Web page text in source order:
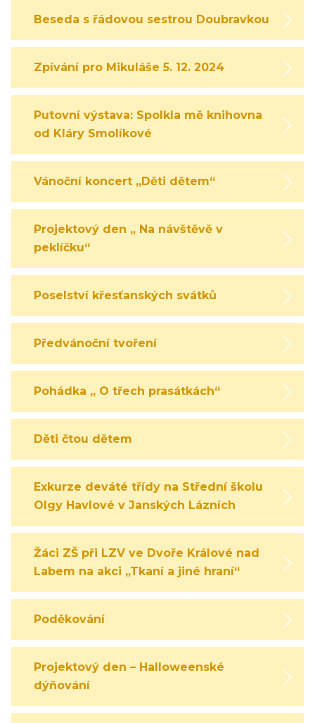
Beseda s řádovou sestrou Doubravkou
Zpívání pro Mikuláše 5. 12. 2024
Putovní výstava: Spolkla mě knihovna
od Kláry Smolíkové
Vánoční koncert „Děti dětem“
Projektový den „ Na návštěvě v
peklíčku“
Poselství křesťanských svátků
Předvánoční tvoření
Pohádka „ O třech prasátkách“
Děti čtou dětem
Exkurze deváté třídy na Střední školu
Olgy Havlové v Janských Lázních
Žáci ZŠ při LZV ve Dvoře Králové nad
Labem na akci „Tkaní a jiné hraní“
Poděkování
Projektový den – Halloweenské
dýňování